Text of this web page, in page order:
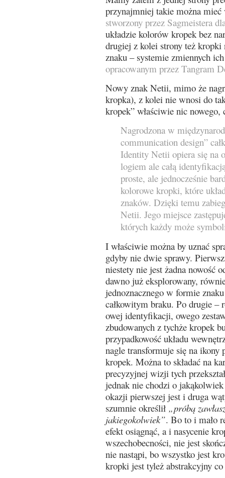
przynajmniej takie można
stworzony przez Sagmeistera
układzie kolorów kropek bez
drugiej z kolei strony też
znaku – systemie zmiennych
opracowanym przez Tangram
Nowy znak Netii, mimo że
kropka), z kolei nie wnosi do
kropek” właściwie nic nowego,
Nagrodzona w
communication design”
Identity Netii opiera się na
logiem ale całą
proste, ale jednocześnie
kolorowe kropki, które
znaków. Dzięki temu
Netii. Jego miejsce
których każdy może
I właściwie można by uznać
gdyby nie dwie sprawy.
niestety nie jest żadna nowość
dawno już eksplorowany,
jednoznacznego w formie
całkowitym braku. Po drugie –
owej identyfikacji, owego
zbudowanych z tychże kropek
przypadkowość układu
nagle transformuje się na ikony
kropek. Można to składać na
precyzyjnej wizji tych
jednak nie chodzi o
okazji pierwszej jest i druga
szumnie określił „próbą
jakiegokolwiek”. Bo to i mało
efekt osiągnąć, a i nasycenie
wszechobecności, nie jest
nie nastąpi, bo wszystko jest
kropki jest tyleż abstrakcyjny